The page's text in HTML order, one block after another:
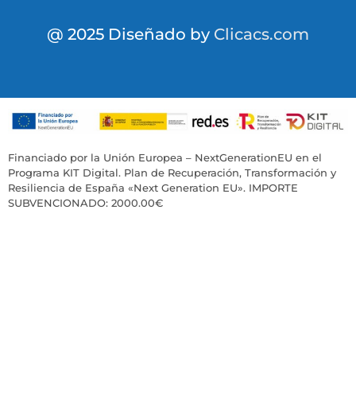
@ 2025 Diseñado by Clicacs.com
Financiado por la Unión Europea – NextGenerationEU en el
Programa KIT Digital. Plan de Recuperación, Transformación y
Resiliencia de España «Next Generation EU». IMPORTE
SUBVENCIONADO: 2000.00€